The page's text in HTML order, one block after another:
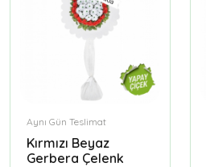
Aynı Gün Teslimat
Kırmızı Beyaz
Gerbera Çelenk